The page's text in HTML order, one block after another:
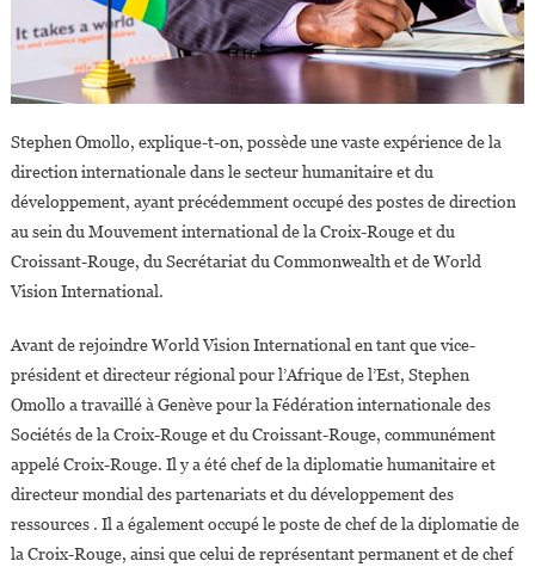
Stephen Omollo, explique-t-on, possède une vaste expérience de la
direction internationale dans le secteur humanitaire et du
développement, ayant précédemment occupé des postes de direction
au sein du Mouvement international de la Croix-Rouge et du
Croissant-Rouge, du Secrétariat du Commonwealth et de World
Vision International.
Avant de rejoindre World Vision International en tant que vice-
président et directeur régional pour l’Afrique de l’Est, Stephen
Omollo a travaillé à Genève pour la Fédération internationale des
Sociétés de la Croix-Rouge et du Croissant-Rouge, communément
appelé Croix-Rouge. Il y a été chef de la diplomatie humanitaire et
directeur mondial des partenariats et du développement des
ressources . Il a également occupé le poste de chef de la diplomatie de
la Croix-Rouge, ainsi que celui de représentant permanent et de chef